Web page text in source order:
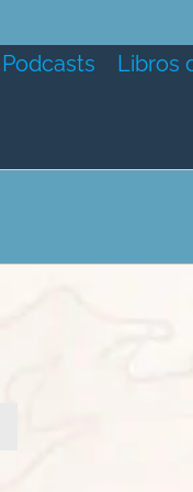
Podcasts Libros